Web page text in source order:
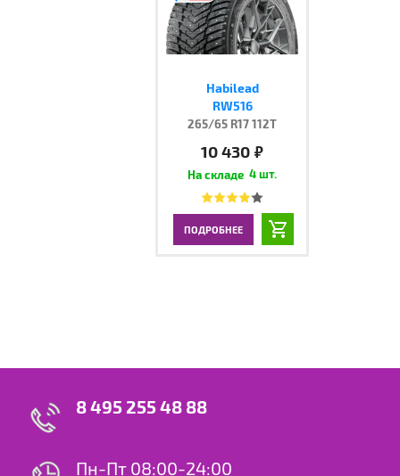
Habilead
RW516
265/65 R17 112T
10 430 руб.
4 шт.
ПОДРОБНЕЕ
8 495 255 48 88
Пн-Пт 08:00-24:00